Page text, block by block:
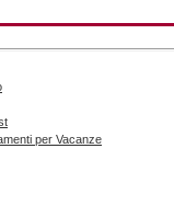
per Vacanze